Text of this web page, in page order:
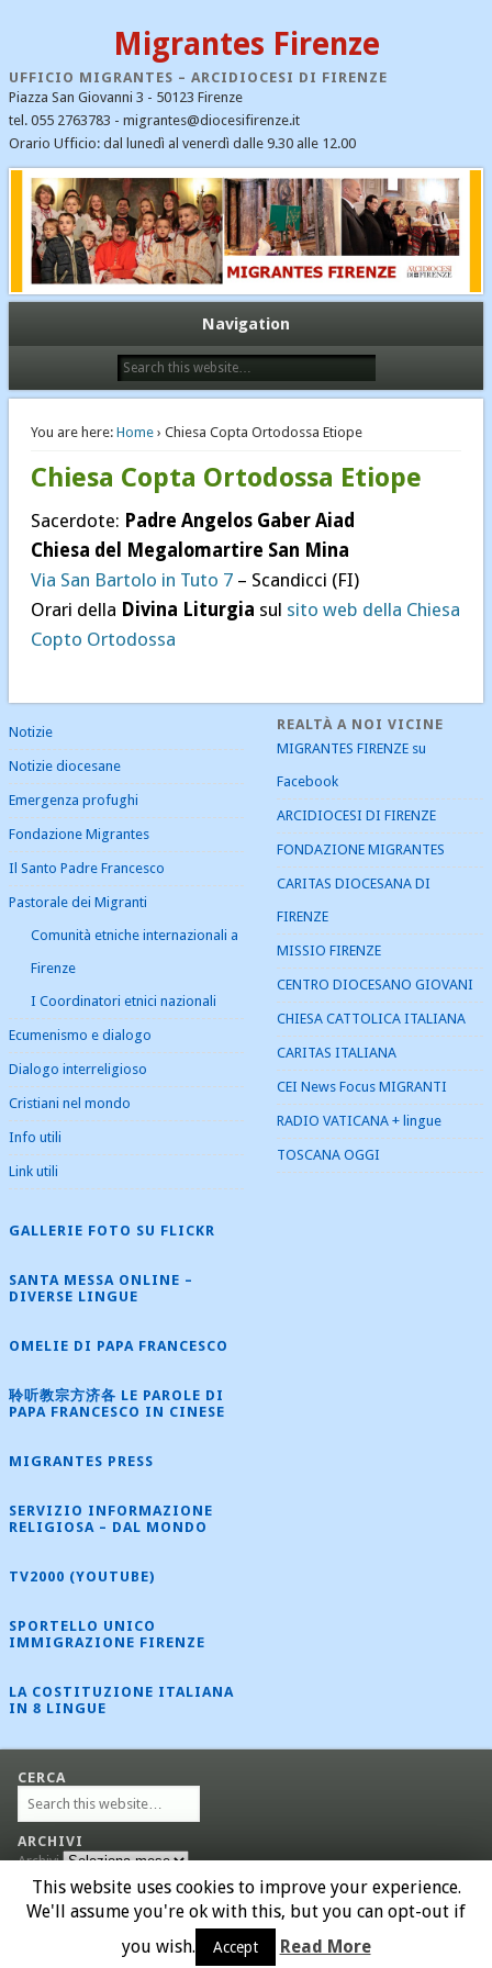
Migrantes Firenze
UFFICIO MIGRANTES – ARCIDIOCESI DI FIRENZE
Piazza San Giovanni 3 - 50123 Firenze
tel. 055 2763783 - migrantes@diocesifirenze.it
Orario Ufficio: dal lunedì al venerdì dalle 9.30 alle 12.00
CATEGORIE
Cristiani nel mondo
Dialogo interreligioso
Emergenza profughi
Fondazione Migrantes
Links
Notizie
Notizie diocesane
Pastorale dei Migranti
Navigation
You are here: Home› Chiesa Copta Ortodossa Etiope
Chiesa Copta Ortodossa Etiope
Sacerdote: Padre Angelos Gaber Aiad
Chiesa del Megalomartire San Mina
Via San Bartolo in Tuto 7– Scandicci (FI)
Orari della Divina Liturgia sul sito web della Chiesa
Copto Ortodossa
Notizie
Notizie diocesane
Emergenza profughi
Fondazione Migrantes
Il Santo Padre Francesco
Pastorale dei Migranti
Comunità etniche internazionali a
Firenze
I Coordinatori etnici nazionali
Ecumenismo e dialogo
Dialogo interreligioso
Cristiani nel mondo
Info utili
Link utili
GALLERIE FOTO SU FLICKR
SANTA MESSA ONLINE –
DIVERSE LINGUE
OMELIE DI PAPA FRANCESCO
聆听教宗方济各 LE PAROLE DI
PAPA FRANCESCO IN CINESE
MIGRANTES PRESS
SERVIZIO INFORMAZIONE
RELIGIOSA – DAL MONDO
TV2000 (YOUTUBE)
SPORTELLO UNICO
IMMIGRAZIONE FIRENZE
LA COSTITUZIONE ITALIANA
IN 8 LINGUE
REALTÀ A NOI VICINE
MIGRANTES FIRENZE su
Facebook
ARCIDIOCESI DI FIRENZE
FONDAZIONE MIGRANTES
CARITAS DIOCESANA DI
FIRENZE
MISSIO FIRENZE
CENTRO DIOCESANO GIOVANI
CHIESA CATTOLICA ITALIANA
CARITAS ITALIANA
CEI News Focus MIGRANTI
RADIO VATICANA + lingue
TOSCANA OGGI
CERCA
ARCHIVI
Archivi
© 2026 Migrantes Firenze
Esplanade Theme andWordPress
This website uses cookies to improve your experience.
We'll assume you're ok with this, but you can opt-out if
you wish.
Accept Read More